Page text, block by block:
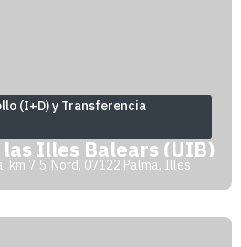
(I+D) y Transferencia
Illes Balears (UIB)
km 7.5, Nord, 07122 Palma, Illes